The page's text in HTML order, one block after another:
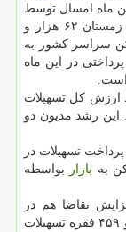
ماه امسال توسط
این بانك حاكی است: طی ۳۰ روز میانی فصل زمستان ۶۲ هزار و
سراسر كشور به
در این ماه
ارزش كل تسهیلات
میدهد. این رشد مدیون دو
تسهیلات در
به بازار
بواسطه
تقاضا هم در
تهران و هم در سایر شهرها موجب شد ۱۷ هزار و ۴۵۹ فقره تسهیلات